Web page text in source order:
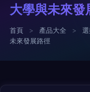
大學與未來發
首頁 > 產品大全 >
未來發展路徑